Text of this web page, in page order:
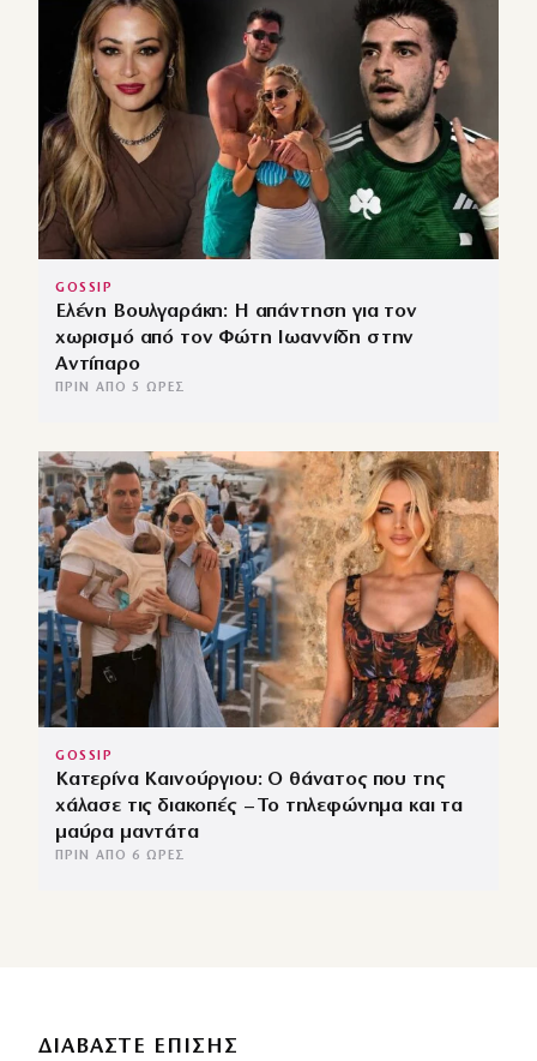
GOSSIP
Ελένη Βουλγαράκη: Η απάντηση για τον
χωρισμό από τον Φώτη Ιωαννίδη στην
Αντίπαρο
ΠΡΙΝ ΑΠΌ 5 ΏΡΕΣ
GOSSIP
Κατερίνα Καινούργιου: Ο θάνατος που της
χάλασε τις διακοπές – Το τηλεφώνημα και τα
μαύρα μαντάτα
ΠΡΙΝ ΑΠΌ 6 ΏΡΕΣ
ΔΙΑΒΑΣΤΕ ΕΠΙΣΗΣ